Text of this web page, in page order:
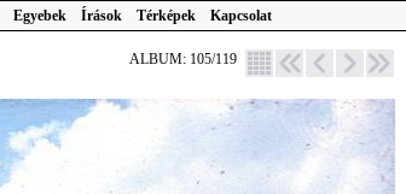
Egyebek Írások Térképek Kapcsolat
ALBUM: 105/119